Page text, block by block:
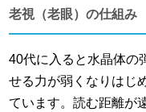
老視（老眼）の仕組み
40代に入ると水晶体の
せる力が弱くなりはじ
ています。読む距離が